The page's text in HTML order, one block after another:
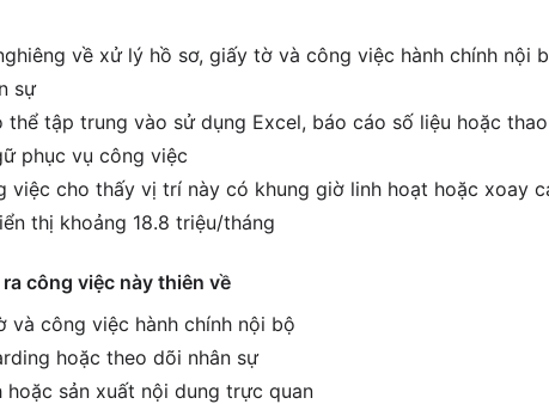
về xử lý hồ sơ, giấy tờ và công việc hành chính nội
sự
thể tập trung vào sử dụng Excel, báo cáo số liệu hoặc
phục vụ công việc
việc cho thấy vị trí này có khung giờ linh hoạt hoặc xoay
thị khoảng 18.8 triệu/tháng
công việc này thiên về
và công việc hành chính nội bộ
hoặc theo dõi nhân sự
hoặc sản xuất nội dung trực quan